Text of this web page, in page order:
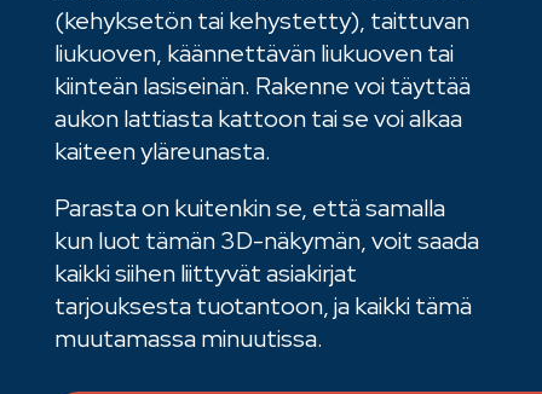
(kehyksetön tai kehystetty), taittuvan
liukuoven, käännettävän liukuoven tai
kiinteän lasiseinän. Rakenne voi täyttää
aukon lattiasta kattoon tai se voi alkaa
kaiteen yläreunasta.
Parasta on kuitenkin se, että samalla
kun luot tämän 3D-näkymän, voit saada
kaikki siihen liittyvät asiakirjat
tarjouksesta tuotantoon, ja kaikki tämä
muutamassa minuutissa.